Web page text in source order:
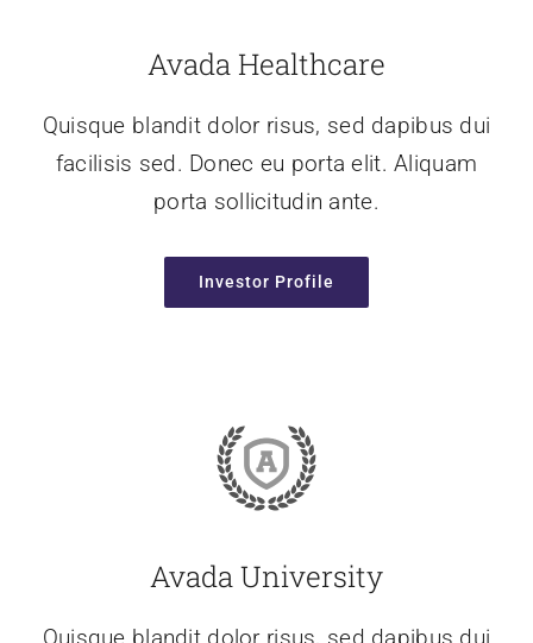
Avada Healthcare
Quisque blandit dolor risus, sed dapibus dui
facilisis sed. Donec eu porta elit. Aliquam
porta sollicitudin ante.
Investor Profile
Avada University
Quisque blandit dolor risus, sed dapibus dui